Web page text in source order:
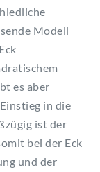
Modell
es aber
in die
ist der
bei der Eck
und der